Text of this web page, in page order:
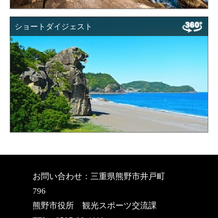
ショートダイジェスト
お問い合わせ：三重県熊野市井戸町
796
熊野市役所 観光スポーツ交流課